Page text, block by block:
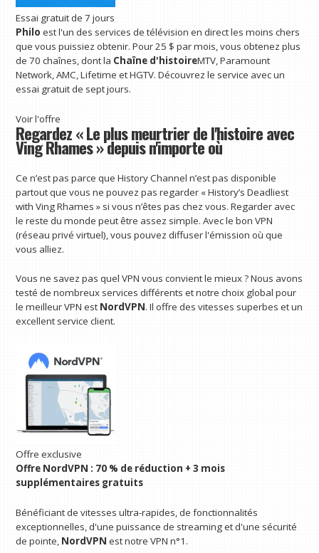
Essai gratuit de 7 jours
Philo est l'un des services de télévision en direct les moins chers
que vous puissiez obtenir. Pour 25 $ par mois, vous obtenez plus
de 70 chaînes, dont la Chaîne d'histoireMTV, Paramount
Network, AMC, Lifetime et HGTV. Découvrez le service avec un
essai gratuit de sept jours.
Voir l'offre
Regardez « Le plus meurtrier de l'histoire avec
Ving Rhames » depuis n'importe où
Ce n’est pas parce que History Channel n’est pas disponible
partout que vous ne pouvez pas regarder « History’s Deadliest
with Ving Rhames » si vous n’êtes pas chez vous. Regarder avec
le reste du monde peut être assez simple. Avec le bon VPN
(réseau privé virtuel), vous pouvez diffuser l'émission où que
vous alliez.
Vous ne savez pas quel VPN vous convient le mieux ? Nous avons
testé de nombreux services différents et notre choix global pour
le meilleur VPN est NordVPN. Il offre des vitesses superbes et un
excellent service client.
Offre exclusive
Offre NordVPN : 70 % de réduction + 3 mois
supplémentaires gratuits
Bénéficiant de vitesses ultra-rapides, de fonctionnalités
exceptionnelles, d'une puissance de streaming et d'une sécurité
de pointe, NordVPN est notre VPN n°1.